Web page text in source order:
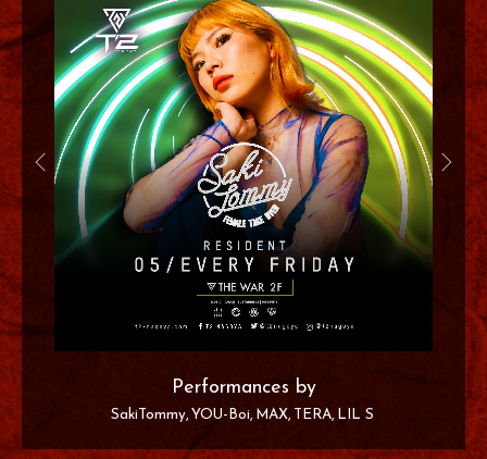
Performances by
SakiTommy YOU-Boi MAX TERA LIL S